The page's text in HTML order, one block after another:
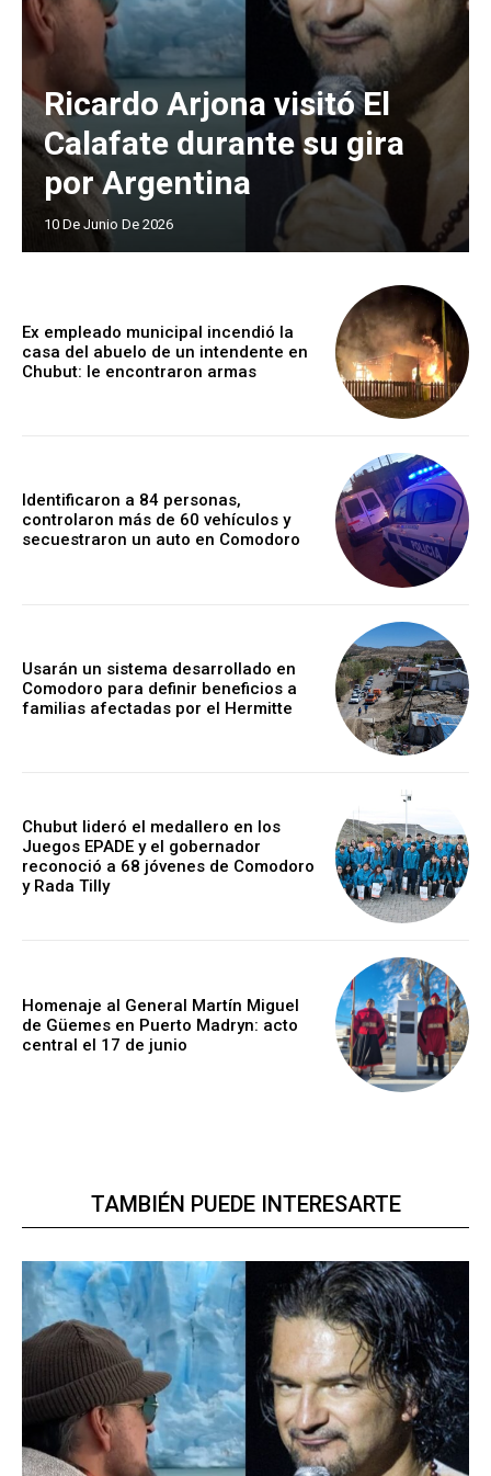
Ricardo Arjona visitó El
Calafate durante su gira
por Argentina
10 De Junio De 2026
Ex empleado municipal incendió la
casa del abuelo de un intendente en
Chubut: le encontraron armas
Identificaron a 84 personas,
controlaron más de 60 vehículos y
secuestraron un auto en Comodoro
Usarán un sistema desarrollado en
Comodoro para definir beneficios a
familias afectadas por el Hermitte
Chubut lideró el medallero en los
Juegos EPADE y el gobernador
reconoció a 68 jóvenes de Comodoro
y Rada Tilly
Homenaje al General Martín Miguel
de Güemes en Puerto Madryn: acto
central el 17 de junio
TAMBIÉN PUEDE INTERESARTE